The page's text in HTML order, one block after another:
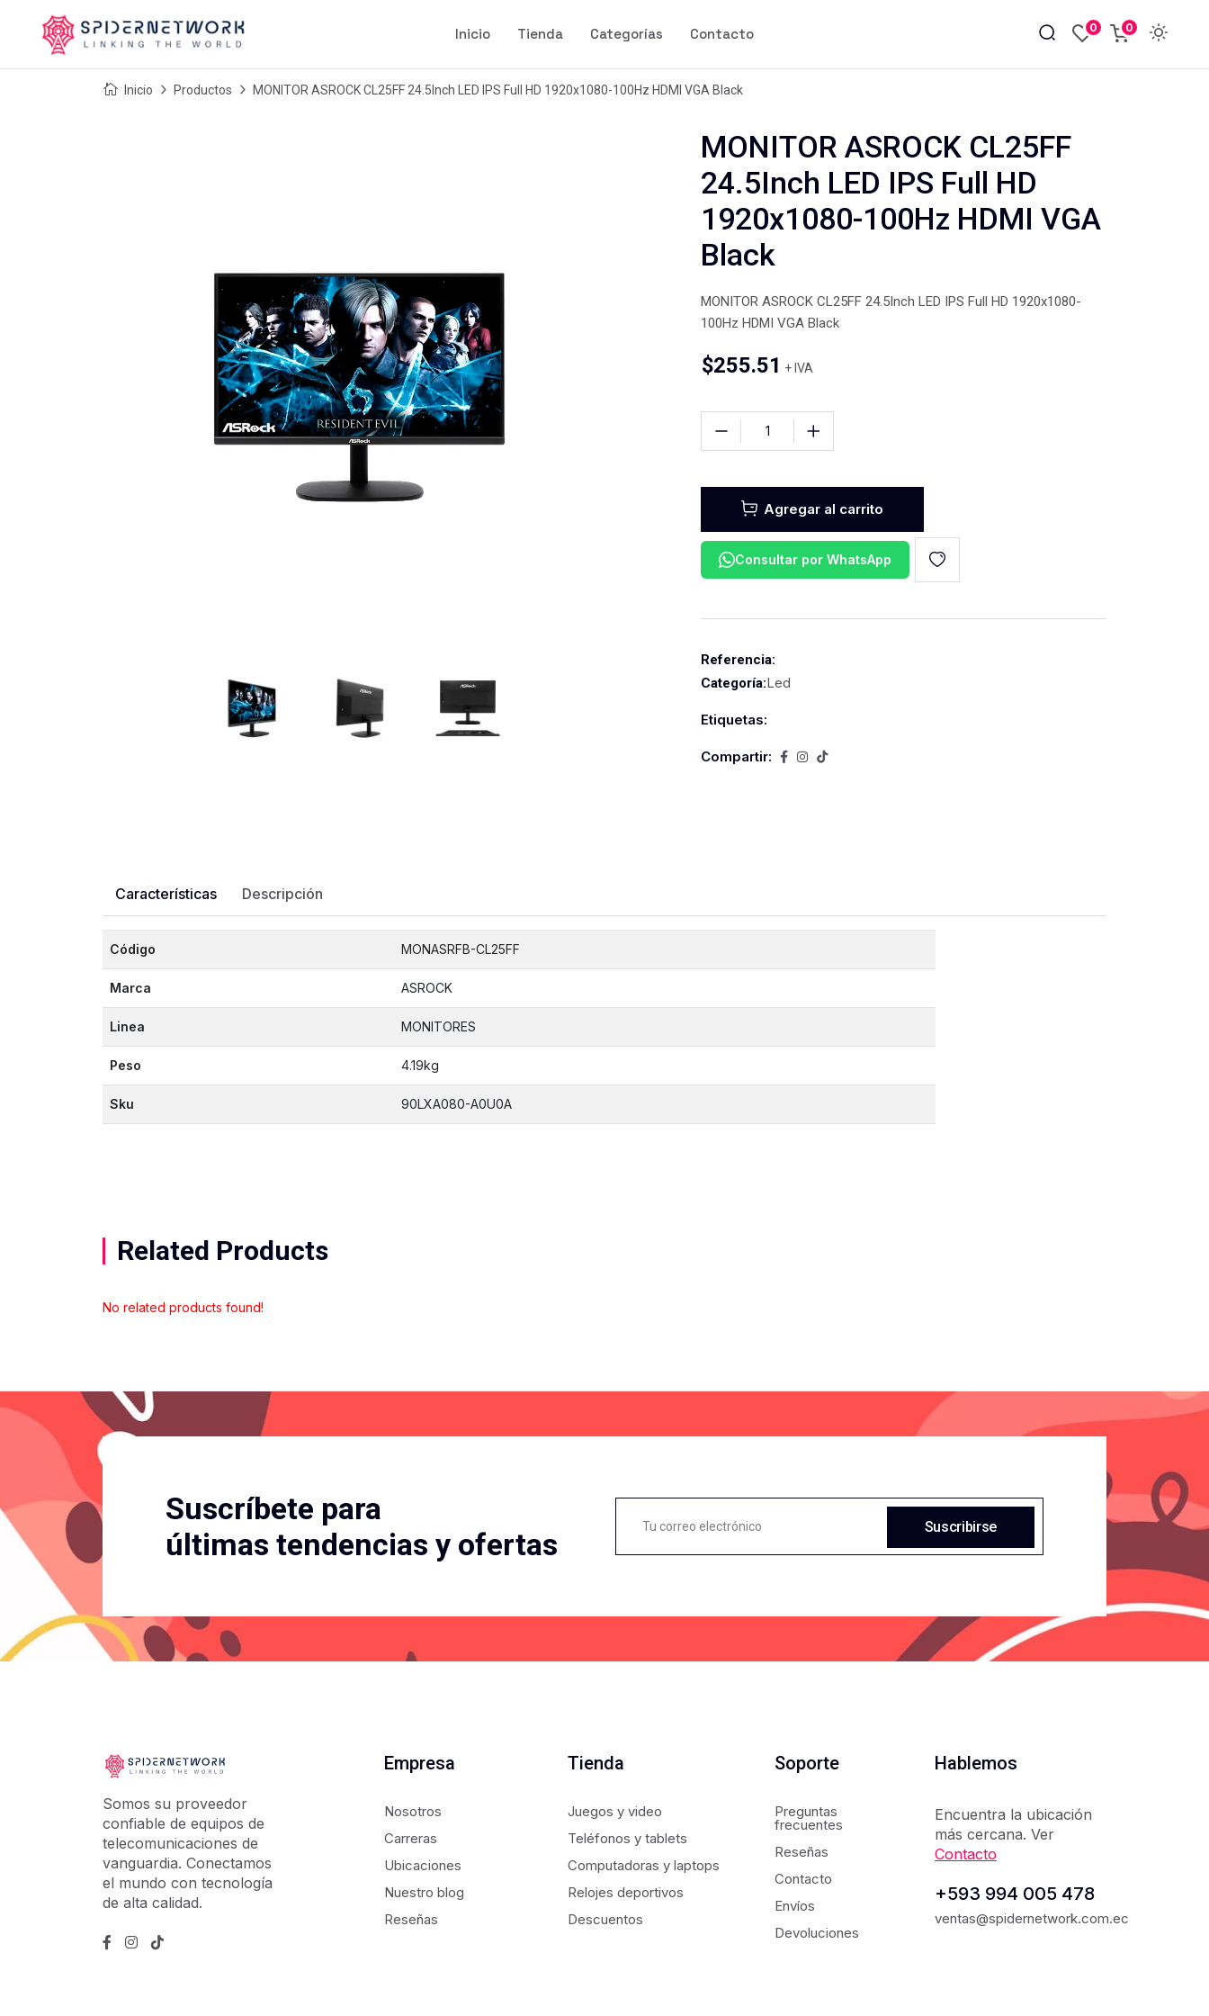
Inicio Tienda Categorías Contacto 0 0
Inicio Productos MONITOR ASROCK CL25FF 24.5Inch LED IPS Full HD 1920x1080-100Hz HDMI VGA Black
MONITOR ASROCK CL25FF
24.5Inch LED IPS Full HD
1920x1080-100Hz HDMI VGA
Black
MONITOR ASROCK CL25FF 24.5Inch LED IPS Full HD 1920x1080-
100Hz HDMI VGA Black
$255.51 + IVA
Agregar al carrito
Consultar por WhatsApp
Referencia:
Categoría:Led
Etiquetas:
Compartir:
Características Descripción
Código MONASRFB-CL25FF
Marca ASROCK
Linea MONITORES
Peso 4.19kg
Sku 90LXA080-A0U0A
Related Products
No related products found!
Suscríbete para
últimas tendencias y ofertas
Suscribirse
Somos su proveedor
confiable de equipos de
telecomunicaciones de
vanguardia. Conectamos
el mundo con tecnología
de alta calidad.
Empresa
Nosotros
Carreras
Ubicaciones
Nuestro blog
Reseñas
Tienda
Juegos y video
Teléfonos y tablets
Computadoras y laptops
Relojes deportivos
Descuentos
Soporte
Preguntas
frecuentes
Reseñas
Contacto
Envíos
Devoluciones
Hablemos
Encuentra la ubicación
más cercana. Ver
Contacto
+593 994 005 478
ventas@spidernetwork.com.ec